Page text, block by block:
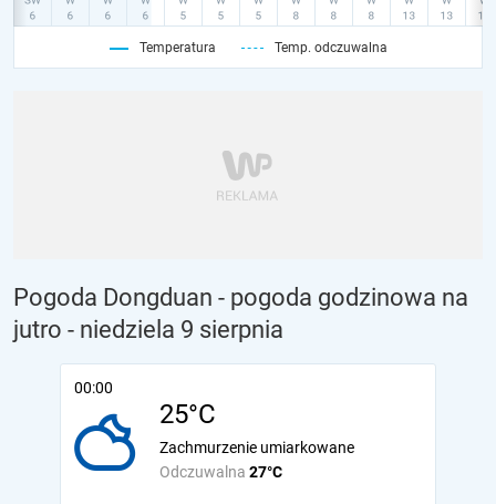
Temperatura Temp. odczuwalna
Pogoda Dongduan - pogoda godzinowa na
jutro - niedziela 9 sierpnia
00:00
25°C
Odczuwalna 27°C
Zachmurzenie umiarkowane